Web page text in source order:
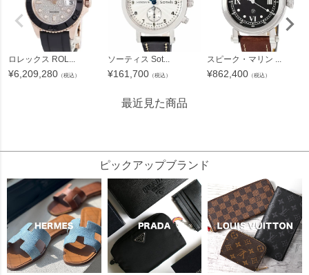
ロレックス ROL...
¥6,209,280 （税込）
ソーティス Sot...
¥161,700 （税込）
スピーク・マリン ...
¥862,400 （税込）
最近見た商品
ピックアップブランド